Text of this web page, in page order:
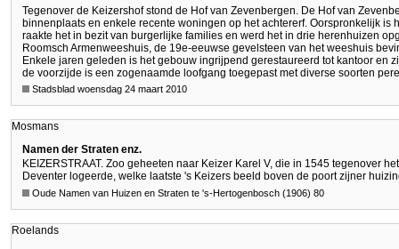
Tegenover de Keizershof stond de Hof van Zevenbergen. De Hof van
binnenplaats en enkele recente woningen op het achtererf. Oorspronkelijk is
raakte het in bezit van burgerlijke families en werd het in drie herenhuizen
Roomsch Armenweeshuis, de 19e-eeuwse gevelsteen van het weeshuis
Enkele jaren geleden is het gebouw ingrijpend gerestaureerd tot kantoor en
de voorzijde is een zogenaamde loofgang toegepast met diverse soorten
Stadsblad woensdag 24 maart 2010
Mosmans
Namen der Straten enz.
KEIZERSTRAAT. Zoo geheeten naar Keizer Karel V, die in 1545 tegenover
Deventer logeerde, welke laatste 's Keizers beeld boven de poort zijner
Oude Namen van Huizen en Straten te 's-Hertogenbosch (1906) 80
Roelands